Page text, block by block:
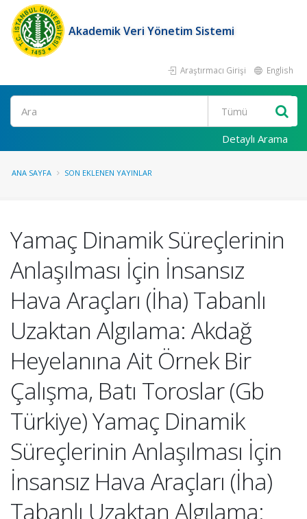
Akademik Veri Yönetim Sistemi
Araştırmacı Girişi English
Ara
Detaylı Arama
ANA SAYFA SON EKLENEN YAYINLAR
Yamaç Dinamik Süreçlerinin
Anlaşılması İçin İnsansız
Hava Araçları (İha) Tabanlı
Uzaktan Algılama: Akdağ
Heyelanına Ait Örnek Bir
Çalışma, Batı Toroslar (Gb
Türkiye) Yamaç Dinamik
Süreçlerinin Anlaşılması İçin
İnsansız Hava Araçları (İha)
Tabanlı Uzaktan Algılama: